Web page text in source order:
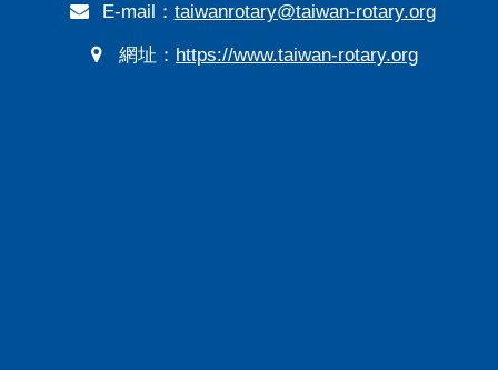
E-mail： taiwanrotary@taiwan-rotary.org
網址： https://www.taiwan-rotary.org